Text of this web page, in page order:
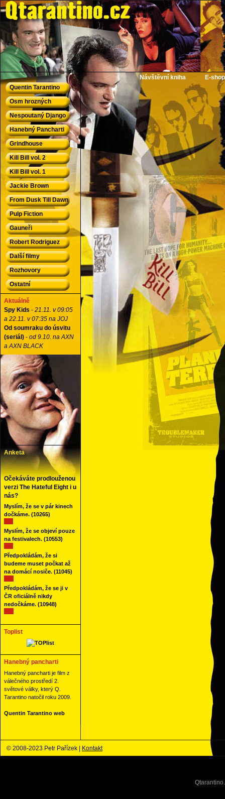
QTarantino.cz - Quentin Tarantino
Návštěvní kniha
E-shop
Quentin Tarantino
Osm hrozných
Nespoutaný Django
Hanebný Pancharti
Grindhouse
Kill Bill vol. 2
Kill Bill vol. 1
Jackie Brown
From Dusk Till Dawn
Pulp Fiction
Gauneři
Robert Rodriguez
Další filmy
Rozhovory
Ostatní
Aktuálně
Spy Kids - 21.11. v 09:05
a 22.11. v 07:35 na JOJ
Od soumraku do úsvitu
(seriál) - od 9.10. na AXN
a AXN BLACK
Anketa
Očekáváte prodlouženou
verzi The Hateful Eight i u
nás?
Myslím, že se v pár kinech
dočkáme. (10265)
Myslím, že se objeví pouze
na festivalech. (10553)
Předpokládám, že si
budeme muset počkat až
na domácí nosiče. (11045)
Předpokládám, že se ji v
ČR oficiálně nikdy
nedočkáme. (10948)
Toplist
Hanebný pancharti
Hanebný pancharti je film z
válečného prostředí 2.
světové války, který Q.
Tarantino natočil roku 2009.
Quentin Tarantino web
© 2008-2023 Petr Pařízek | Kontakt